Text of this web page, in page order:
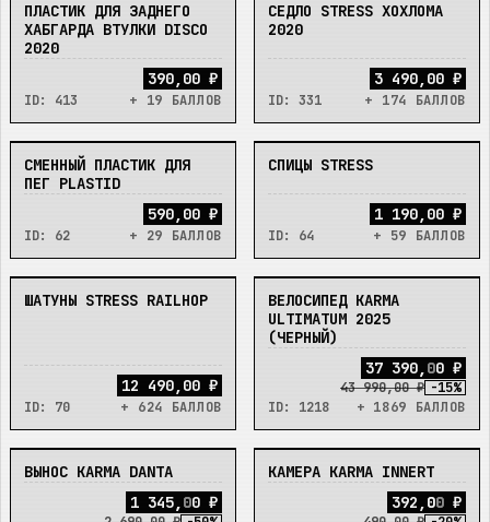
В_НАЛИЧИИ
ПЛАСТИК ДЛЯ ЗАДНЕГО
ХАБГАРДА ВТУЛКИ DISCO
2020
ID: 413
390,00 ₽
+ 19 БАЛЛОВ
В_НАЛИЧИИ
СЕДЛО STRESS ХОХЛОМА
2020
ID: 331
3 490,00 ₽
+ 174 БАЛЛОВ
В_НАЛИЧИИ
СМЕННЫЙ ПЛАСТИК ДЛЯ
ПЕГ PLASTID
ID: 62
590,00 ₽
+ 29 БАЛЛОВ
В_НАЛИЧИИ
СПИЦЫ STRESS
ID: 64
1 190,00 ₽
+ 59 БАЛЛОВ
В_НАЛИЧИИ
ШАТУНЫ STRESS RAILHOP
ID: 70
12 490,00 ₽
+ 624 БАЛЛОВ
В_НАЛИЧИИ
ВЕЛОСИПЕД KARMA
ULTIMATUM 2025
(ЧЕРНЫЙ)
ID: 1218
37 390,00 ₽
43 990,00 ₽ -15%
+ 1869 БАЛЛОВ
В_НАЛИЧИИ
ВЫНОС KARMA DANTA
1 345,00 ₽
В_НАЛИЧИИ
КАМЕРА KARMA INNERT
392 ,00 ₽